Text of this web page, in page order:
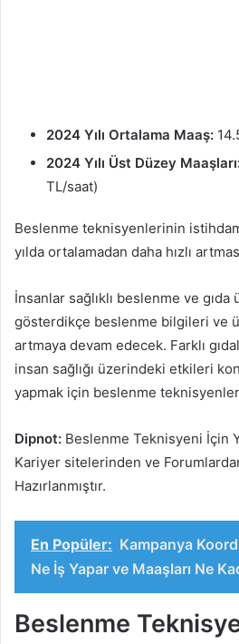
2024 Yılı Ortalama Maaş:
2024 Yılı Üst Düzey
TL/saat)
Beslenme teknisyenlerinin
yılda ortalamadan daha hızlı
İnsanlar sağlıklı beslenme ve
gösterdikçe beslenme bilgileri ve
artmaya devam edecek. Farklı
insan sağlığı üzerindeki etkileri
yapmak için beslenme
Dipnot: Beslenme Teknisyeni İçin
Kariyer sitelerinden ve
Hazırlanmıştır.
En Popüler: Kampanya
Ne İş Yapar ve Maaşları Ne
Beslenme